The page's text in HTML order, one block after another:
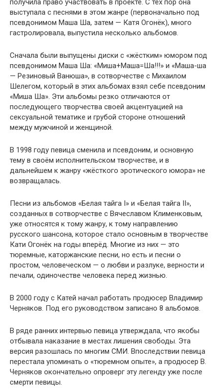
получила право участвовать в проекте. С тех пор она
выступала с песнями в этом жанре (первоначально под
псевдонимом Маша Ша, затем — Катя Огонёк), много
гастролировала, выпустила несколько альбомов.
Сначала были выпущены диски с «жёстким» юмором под
псевдонимом Маша Ша: «Миша+Маша=Ша!!!» и «Маша-ша
— Резиновый Ванюша», в сотворчестве с Михаилом
Шелегом, который в этих альбомах взял себе псевдоним
«Миша Ша». Эти альбомы резко отличаются от
последующего творчества своей акцентуацией на
сексуальной тематике и грубой стороне отношений
между мужчиной и женщиной.
В 1998 году певица сменила и псевдоним, и основную
тему в своём исполнительском творчестве, и в
дальнейшем к жанру «жёсткого эротического юмора» не
возвращалась.
Песни из альбомов «Белая тайга I» и «Белая тайга II»,
созданных в сотворчестве с Вячеславом Клименковым,
уже относятся к тому жанру, к тому направлению
русского шансона, которое стало основным в творчестве
Кати Огонёк на годы вперёд. Многие из них — это
тюремные, каторжанские песни, но есть и песни о
простом, человеческом — о любви и разлуке, верности и
печали, одиночестве человека перед жизнью.
В 2000 году с Катей начал работать продюсер Владимир
Черняков. Под его руководством записано 8 альбомов.
В ряде ранних интервью певица утверждала, что якобы
отбывала наказание в местах лишения свободы. Эта
версия разошлась по многим СМИ. Впоследствии певица
перестала упоминать о «тюремном опыте», а продюсер В.
Черняков окончательно опроверг эту легенду уже после
смерти певицы.